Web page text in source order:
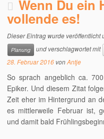
Wenn Du ein
vollende es!
Dieser Eintrag wurde veröffentlicht
Planung
und verschlagwortet mit
28. Februar 2016 vonAntje
So sprach angeblich ca.
Epiker. Und diesem Zitat
Zeit eher im Hintergrund an
es mittlerweile Februar ist,
und damit bald